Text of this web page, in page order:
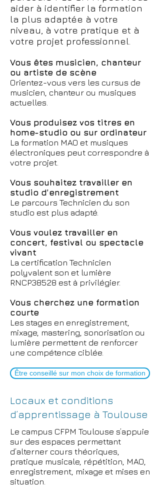
aider à identifier la formation
la plus adaptée à votre
niveau, à votre pratique et à
votre projet professionnel.
Vous êtes musicien, chanteur
ou artiste de scène
Orientez-vous vers les cursus de
musicien, chanteur ou musiques
actuelles.
Vous produisez vos titres en
home-studio ou sur ordinateur
La formation MAO et musiques
électroniques peut correspondre à
votre projet.
Vous souhaitez travailler en
studio d’enregistrement
Le parcours Technicien du son
studio est plus adapté.
Vous voulez travailler en
concert, festival ou spectacle
vivant
La certification Technicien
polyvalent son et lumière
RNCP38528 est à privilégier.
Vous cherchez une formation
courte
Les stages en enregistrement,
mixage, mastering, sonorisation ou
lumière permettent de renforcer
une compétence ciblée.
Être conseillé sur mon choix de formation
Locaux et conditions
d’apprentissage à Toulouse
Le campus CFPM Toulouse s’appuie
sur des espaces permettant
d’alterner cours théoriques,
pratique musicale, répétition, MAO,
enregistrement, mixage et mises en
situation.